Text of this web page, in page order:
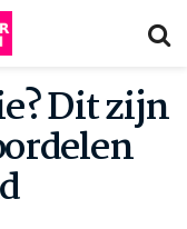
Dit zijn